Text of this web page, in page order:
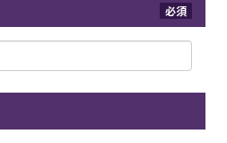
必須